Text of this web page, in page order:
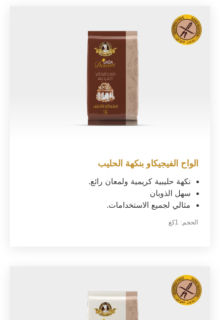
الواح الفيجيكاو بنكهة الحليب
نكهة حليبية كريمية ولمعان رائع.
سهل الذوبان
مثالي لجميع الاستخدامات.
الحجم: 1كغ